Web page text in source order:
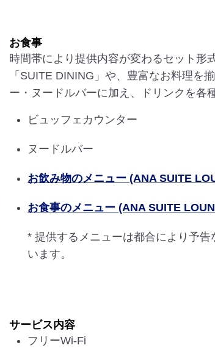
お食事
時間帯により提供内容が変わるセット形
「SUITE DINING」や、豊富なお料理を
ー・ヌードルバーに加え、ドリンクを各
ビュッフェカウンター
ヌードルバー
お飲み物のメニュー (ANA SUITE
お食事のメニュー (ANA SUITE
* 提供するメニューは都合により予
います。
サービス内容
フリーWi-Fi